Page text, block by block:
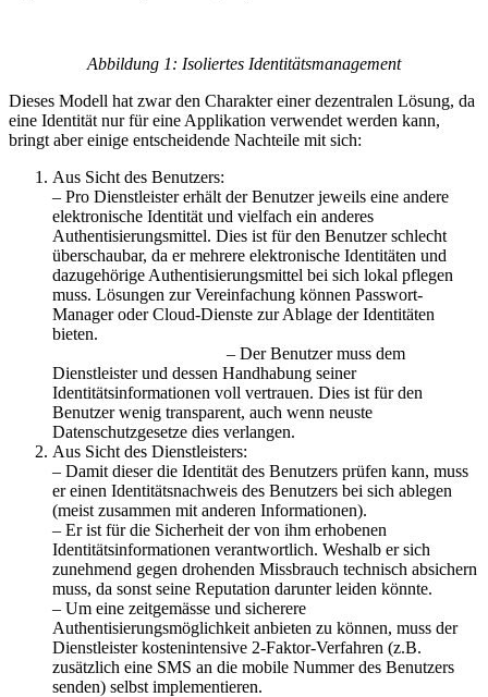
Abbildung 1: Isoliertes Identitätsmanagement
Dieses Modell hat zwar den Charakter einer dezentralen Lösung, da
eine Identität nur für eine Applikation verwendet werden kann,
bringt aber einige entscheidende Nachteile mit sich:
Aus Sicht des Benutzers:
– Pro Dienstleister erhält der Benutzer jeweils eine andere
elektronische Identität und vielfach ein anderes
Authentisierungsmittel. Dies ist für den Benutzer schlecht
überschaubar, da er mehrere elektronische Identitäten und
dazugehörige Authentisierungsmittel bei sich lokal pflegen
muss. Lösungen zur Vereinfachung können Passwort-
Manager oder Cloud-Dienste zur Ablage der Identitäten
bieten.
– Der Benutzer muss dem
Dienstleister und dessen Handhabung seiner
Identitätsinformationen voll vertrauen. Dies ist für den
Benutzer wenig transparent, auch wenn neuste
Datenschutzgesetze dies verlangen.
Aus Sicht des Dienstleisters:
– Damit dieser die Identität des Benutzers prüfen kann, muss
er einen Identitätsnachweis des Benutzers bei sich ablegen
(meist zusammen mit anderen Informationen).
– Er ist für die Sicherheit der von ihm erhobenen
Identitätsinformationen verantwortlich. Weshalb er sich
zunehmend gegen drohenden Missbrauch technisch absichern
muss, da sonst seine Reputation darunter leiden könnte.
– Um eine zeitgemässe und sicherere
Authentisierungsmöglichkeit anbieten zu können, muss der
Dienstleister kostenintensive 2-Faktor-Verfahren (z.B.
zusätzlich eine SMS an die mobile Nummer des Benutzers
senden) selbst implementieren.